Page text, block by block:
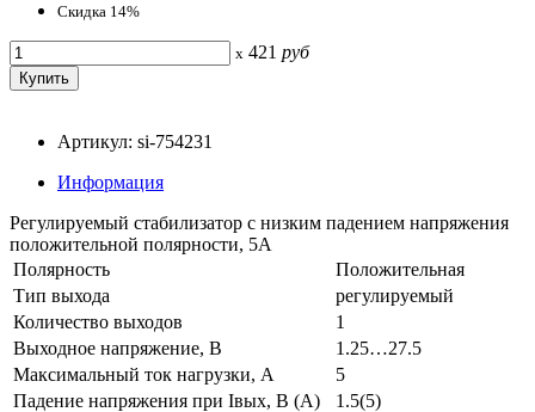
Скидка 14%
x 421 руб
Артикул: si-754231
Информация
Регулируемый стабилизатор с низким падением напряжения
положительной полярности, 5А
Полярность
Положительная
Тип выхода
регулируемый
Количество выходов
1
Выходное напряжение, В
1.25…27.5
Максимальный ток нагрузки, А
5
Падение напряжения при Iвых, В (А)
1.5(5)